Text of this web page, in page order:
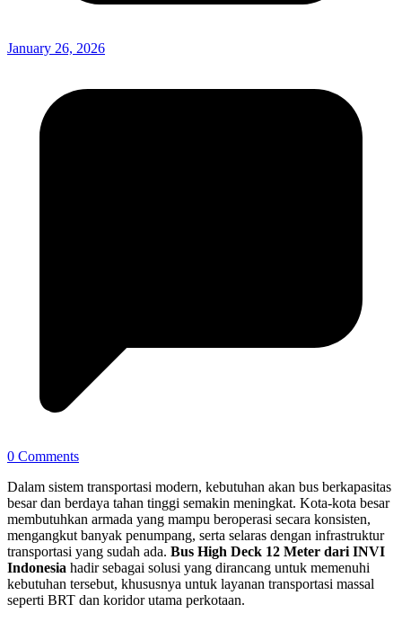
January 26, 2026
0 Comments
Dalam sistem transportasi modern, kebutuhan akan bus berkapasitas
besar dan berdaya tahan tinggi semakin meningkat. Kota-kota besar
membutuhkan armada yang mampu beroperasi secara konsisten,
mengangkut banyak penumpang, serta selaras dengan infrastruktur
transportasi yang sudah ada. Bus High Deck 12 Meter dari INVI
Indonesia hadir sebagai solusi yang dirancang untuk memenuhi
kebutuhan tersebut, khususnya untuk layanan transportasi massal
seperti BRT dan koridor utama perkotaan.